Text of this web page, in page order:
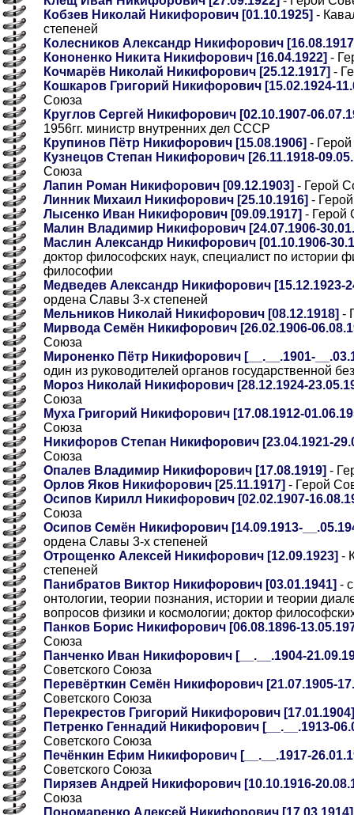
Кобзев Николай Никифорович [01.10.1925] -
степеней
Колесников Александр Никифорович
Кононенко Никита Никифорович [16.04.1922] -
Кочмарёв Николай Никифорович [25.12.1917] -
Кошкаров Григорий Никифорович [15.02.1924-
Союза
Круглов Сергей Никифорович [02.10.1907-
1956гг. министр внутренних дел СССР
Крупинов Пётр Никифорович [15.08.1906] -
Кузнецов Степан Никифорович [26.11.1918-
Союза
Лапин Роман Никифорович [09.12.1903] - Герой
Линник Михаил Никифорович [25.10.1916] -
Лысенко Иван Никифорович [09.09.1917] - Герой
Малин Владимир Никифорович [24.07.1906-
Маслин Александр Никифорович [01.10.1906-
доктор философских наук, специалист по истории
философии
Медведев Александр Никифорович [15.12.1923-
ордена Славы 3-х степеней
Мельников Николай Никифорович [08.12.1918] -
Мирвода Семён Никифорович [26.02.1906-
Союза
Мироненко Пётр Никифорович [__.__.1901-
один из руководителей органов государственной
Мороз Николай Никифорович [28.12.1924-
Союза
Муха Григорий Никифорович [17.08.1912-
Союза
Никифоров Степан Никифорович [23.04.1921-
Союза
Опалев Владимир Никифорович [17.08.1919] -
Орлов Яков Никифорович [25.11.1917] - Герой
Осипов Кирилл Никифорович [02.02.1907-
Союза
Осипов Семён Никифорович [14.09.1913-
ордена Славы 3-х степеней
Отрощенко Алексей Никифорович [12.09.1923] -
степеней
Панибратов Виктор Никифорович [03.01.1941] -
онтологии, теории познания, истории и теории
вопросов физики и космологии; доктор
Панков Борис Никифорович [06.08.1896-
Союза
Панченко Иван Никифорович [__.__.1904-
Советского Союза
Перевёрткин Семён Никифорович [21.07.1905-
Советского Союза
Перекрестов Григорий Никифорович [17.01.1904]
Петренко Геннадий Никифорович [__.__.1913-
Советского Союза
Печёнкин Ефим Никифорович [__.__.1917-
Советского Союза
Пирязев Андрей Никифорович [10.10.1916-
Союза